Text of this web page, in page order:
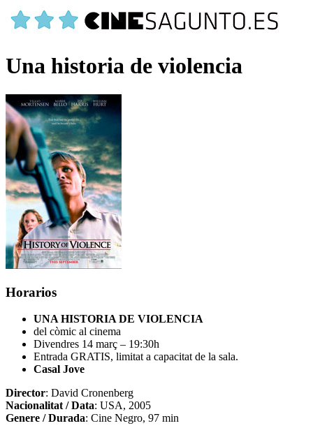
Una historia de violencia
Horarios
UNA HISTORIA DE VIOLENCIA
del còmic al cinema
Divendres 14 març – 19:30h
Entrada GRATIS, limitat a capacitat de la sala.
Casal Jove
Director: David Cronenberg
Nacionalitat / Data: USA, 2005
Genere / Durada: Cine Negro, 97 min